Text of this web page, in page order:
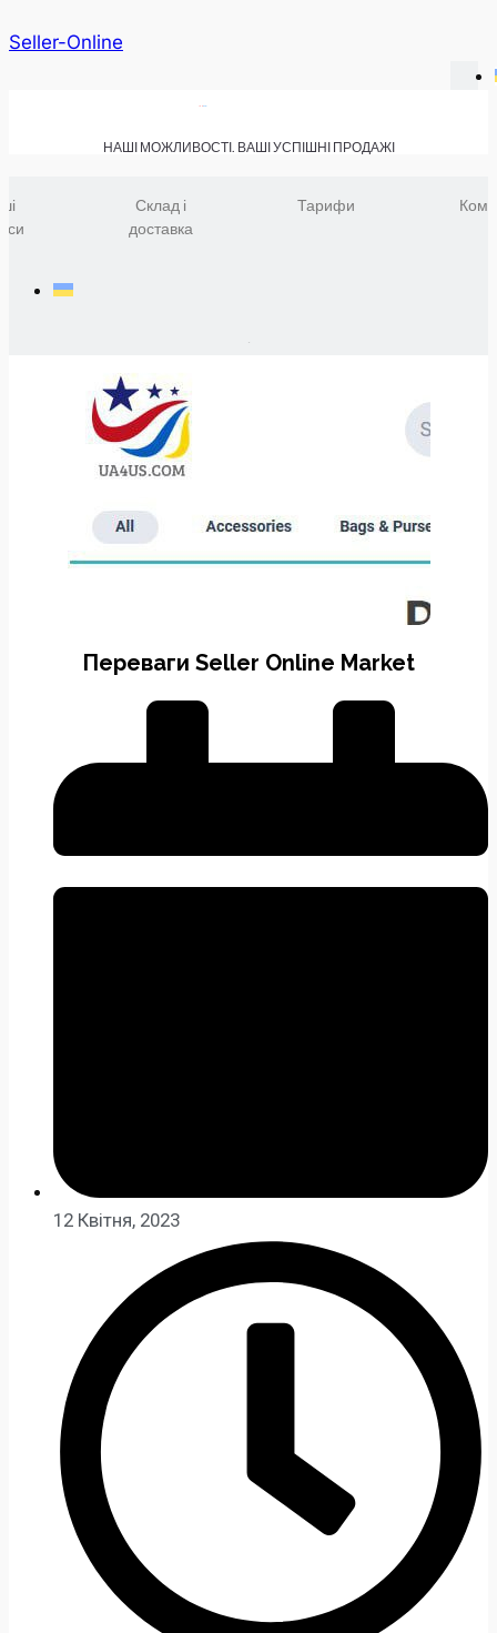
Seller-Online
НАШІ МОЖЛИВОСТІ. ВАШІ УСПІШНІ ПРОДАЖІ
Склад і
доставка
Тарифи
Переваги Seller Online Market
12 Квітня, 2023